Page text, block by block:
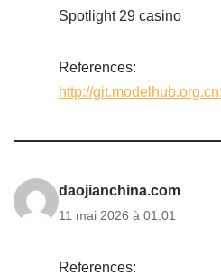
Spotlight 29 casino
References:
http://
daojianchina.com
11 mai 2026 à 01:01
References: